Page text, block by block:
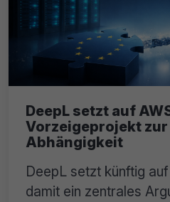
DeepL setzt auf
Vorzeigeprojekt
Abhängigkeit
DeepL setzt künftig
damit ein zentrales